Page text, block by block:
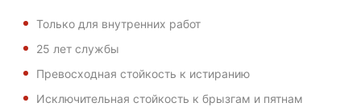
Только для внутренних работ
25 лет службы
Превосходная стойкость к истиранию
Исключительная стойкость к брызгам и пятнам